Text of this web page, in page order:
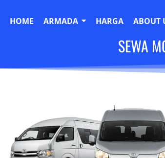
HOME ARMADA HARGA ABOUT
SEWA